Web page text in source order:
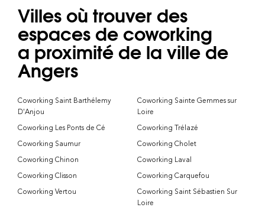
Villes où trouver des
espaces de coworking
a proximité de la ville de
Angers
Coworking Saint Barthélemy
D'Anjou
Coworking Sainte Gemmes sur
Loire
Coworking Les Ponts de Cé
Coworking Trélazé
Coworking Saumur
Coworking Cholet
Coworking Chinon
Coworking Laval
Coworking Clisson
Coworking Carquefou
Coworking Vertou
Coworking Saint Sébastien Sur
Loire